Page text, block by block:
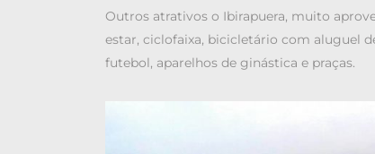
Outros atrativos o Ibirapuera, muito
estar, ciclofaixa, bicicletário com aluguel
futebol, aparelhos de ginástica e praças.